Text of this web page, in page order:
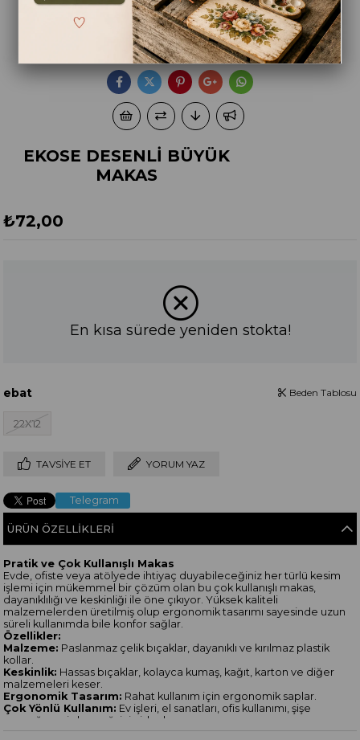
EKOSE DESENLİ BÜYÜK
MAKAS
₺72,00
En kısa sürede yeniden stokta!
ebat
22X12
Beden Tablosu
TAVSIYE ET YORUM YAZ
Telegram
ÜRÜN ÖZELLIKLERI
Pratik ve Çok Kullanışlı Makas
Evde, ofiste veya atölyede ihtiyaç duyabileceğiniz her türlü kesim
işlemi için mükemmel bir çözüm olan bu çok kullanışlı makas,
dayanıklılığı ve keskinliği ile öne çıkıyor. Yüksek kaliteli
malzemelerden üretilmiş olup ergonomik tasarımı sayesinde uzun
süreli kullanımda bile konfor sağlar.
Özellikler:
Malzeme: Paslanmaz çelik bıçaklar, dayanıklı ve kırılmaz plastik
kollar.
Keskinlik: Hassas bıçaklar, kolayca kumaş, kağıt, karton ve diğer
malzemeleri keser.
Ergonomik Tasarım: Rahat kullanım için ergonomik saplar.
Çok Yönlü Kullanım: Ev işleri, el sanatları, ofis kullanımı, şişe
açacağı ceviz kıracağı için ideal.
Neden Bu Makas?